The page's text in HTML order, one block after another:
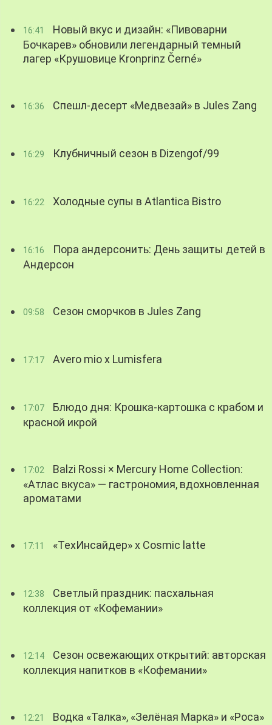
16:41
Новый вкус и дизайн: «Пивоварни
Бочкарев» обновили легендарный темный
лагер «Крушовице Kronprinz Černé»
16:36 Спешл-десерт «Медвезай» в Jules Zang
16:29 Клубничный сезон в Dizengof/99
16:22 Холодные супы в Atlantica Bistro
16:16
Пора андерсонить: День защиты детей в
Андерсон
09:58 Сезон сморчков в Jules Zang
17:17 Avero mio x Lumisfera
17:07
Блюдо дня: Крошка-картошка с крабом и
красной икрой
17:02
Balzi Rossi × Mercury Home Collection:
«Атлас вкуса» — гастрономия, вдохновленная
ароматами
17:11 «ТехИнсайдер» х Cosmic latte
12:38
Светлый праздник: пасхальная
коллекция от «Кофемании»
12:14
Сезон освежающих открытий: авторская
коллекция напитков в «Кофемании»
12:21
Водка «Талка», «Зелёная Марка» и «Роса»